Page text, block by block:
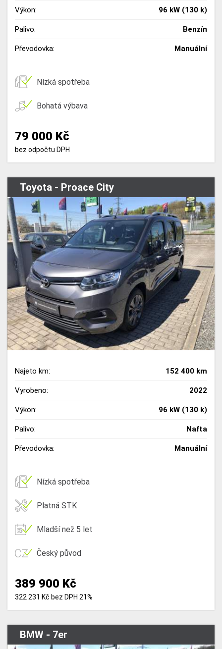
Výkon: 96 kW (130 k)
Palivo: Benzín
Převodovka: Manuální
Nízká spotřeba
Bohatá výbava
79 000 Kč
bez odpočtu DPH
Toyota - Proace City
Najeto km: 152 400 km
Vyrobeno: 2022
Výkon: 96 kW (130 k)
Palivo: Nafta
Převodovka: Manuální
Nízká spotřeba
Platná STK
Mladší než 5 let
Český původ
389 900 Kč
322 231 Kč bez DPH 21%
BMW - 7er